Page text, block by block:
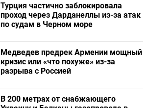
Турция частично заблокировала
проход через Дарданеллы из-за атак
по судам в Черном море
Медведев предрек Армении мощный
кризис или «что похуже» из-за
разрыва с Россией
В 200 метрах от снабжающего